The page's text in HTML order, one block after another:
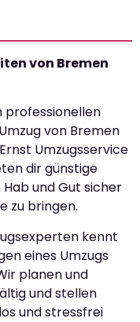
von Bremen
professionellen
von Bremen
Umzugsservice
dir günstige
und Gut sicher
zu bringen.
kennt
eines Umzugs
planen und
und stellen
und stressfrei